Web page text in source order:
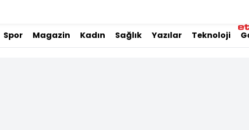
Spor Magazin Kadın Sağlık Yazılar Teknoloji